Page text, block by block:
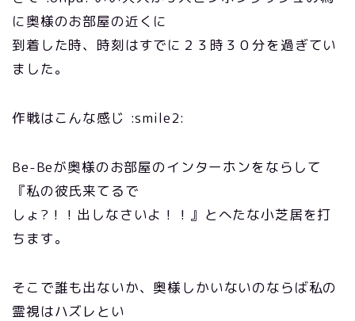
に奥様のお部屋の近くに
到着した時、時刻はすでに２３時３０分を過ぎてい
ました。
作戦はこんな感じ :smile2:
Be-Beが奥様のお部屋のインターホンをならして
『私の彼氏来てるで
しょ?！！出しなさいよ！！』とへたな小芝居を打
ちます。
そこで誰も出ないか、奥様しかいないのならば私の
霊視はハズレとい